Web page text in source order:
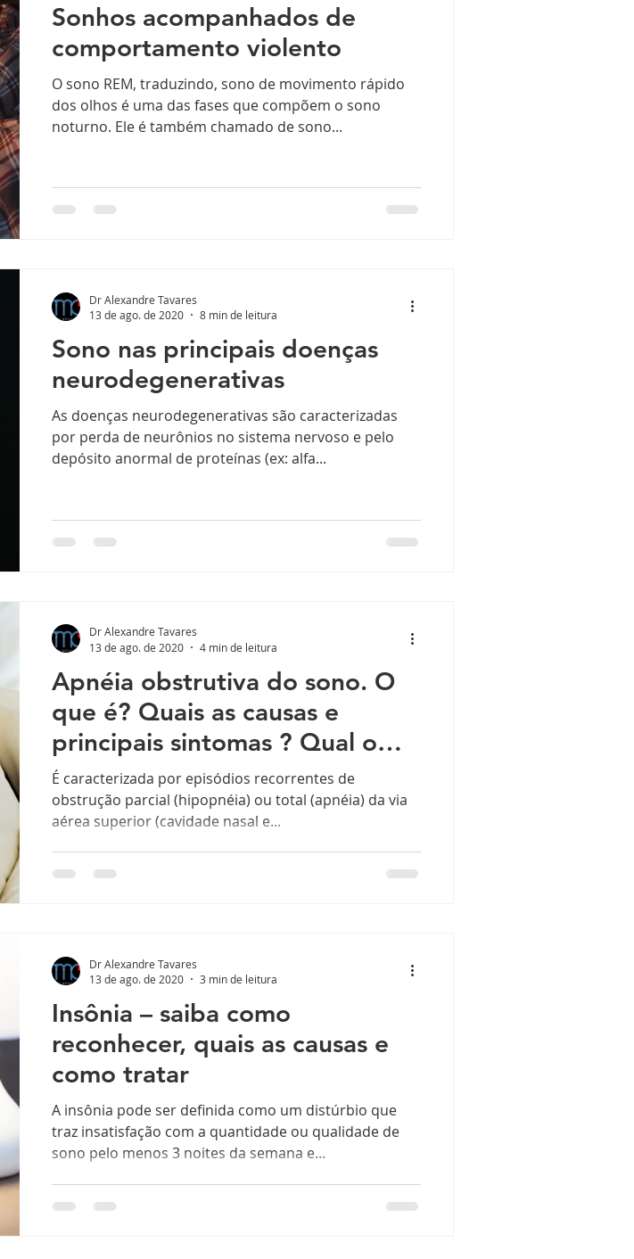
Sonhos acompanhados de
comportamento violento
O sono REM, traduzindo, sono de movimento rápido
dos olhos é uma das fases que compõem o sono
noturno. Ele é também chamado de sono...
Sono nas principais doenças
neurodegenerativas
As doenças neurodegenerativas são caracterizadas
por perda de neurônios no sistema nervoso e pelo
depósito anormal de proteínas (ex: alfa...
Dr Alexandre Tavares
13 de ago. de 2020
8 min de leitura
Apnéia obstrutiva do sono. O
que é? Quais as causas e
principais sintomas ? Qual o
tratamento ?
É caracterizada por episódios recorrentes de
obstrução parcial (hipopnéia) ou total (apnéia) da via
aérea superior (cavidade nasal e...
Dr Alexandre Tavares
13 de ago. de 2020
4 min de leitura
Insônia – saiba como
reconhecer, quais as causas e
como tratar
A insônia pode ser definida como um distúrbio que
traz insatisfação com a quantidade ou qualidade de
sono pelo menos 3 noites da semana e...
Dr Alexandre Tavares
13 de ago. de 2020
3 min de leitura